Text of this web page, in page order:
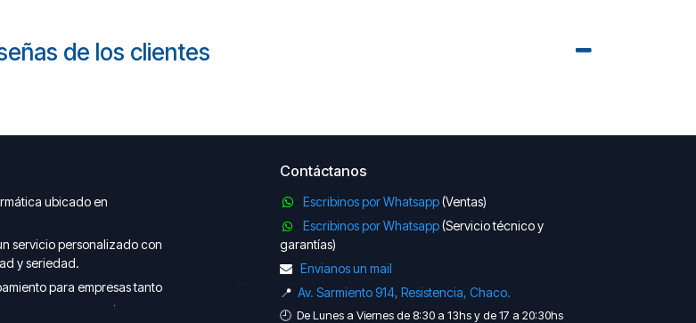
de los clientes
ubicado en
servicio personalizado con
y seriedad.
para empresas tanto
Contáctanos
Escribinos por Whatsapp(Ventas)
Escribinos por Whatsapp(Servicio técnico y
garantías)
Envianos un mail
📍 Av. Sarmiento 914, Resistencia, Chaco.
🕘 De Lunes a Viernes de 8:30 a 13hs y de 17 a 20:30hs